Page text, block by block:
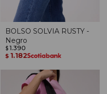
BOLSO SOLVIA RUSTY -
Negro
$ 1.390
$ 1.182